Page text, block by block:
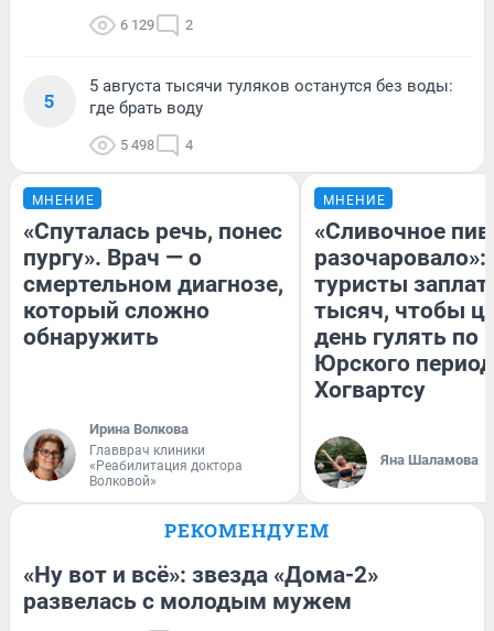
6 129 2
5
5 августа тысячи туляков останутся без воды:
где брать воду
5 498 4
МНЕНИЕ
«Спуталась речь, понес
пургу». Врач — о
смертельном диагнозе,
который сложно
обнаружить
Ирина Волкова
Главврач клиники
«Реабилитация доктора
Волковой»
МНЕНИЕ
«Сливочное
разочаровало»:
туристы
тысяч, чтобы
день гулять по
Юрского
Хогвартсу
Яна Шаламова
РЕКОМЕНДУЕМ
«Ну вот и всё»: звезда «Дома-2»
развелась с молодым мужем